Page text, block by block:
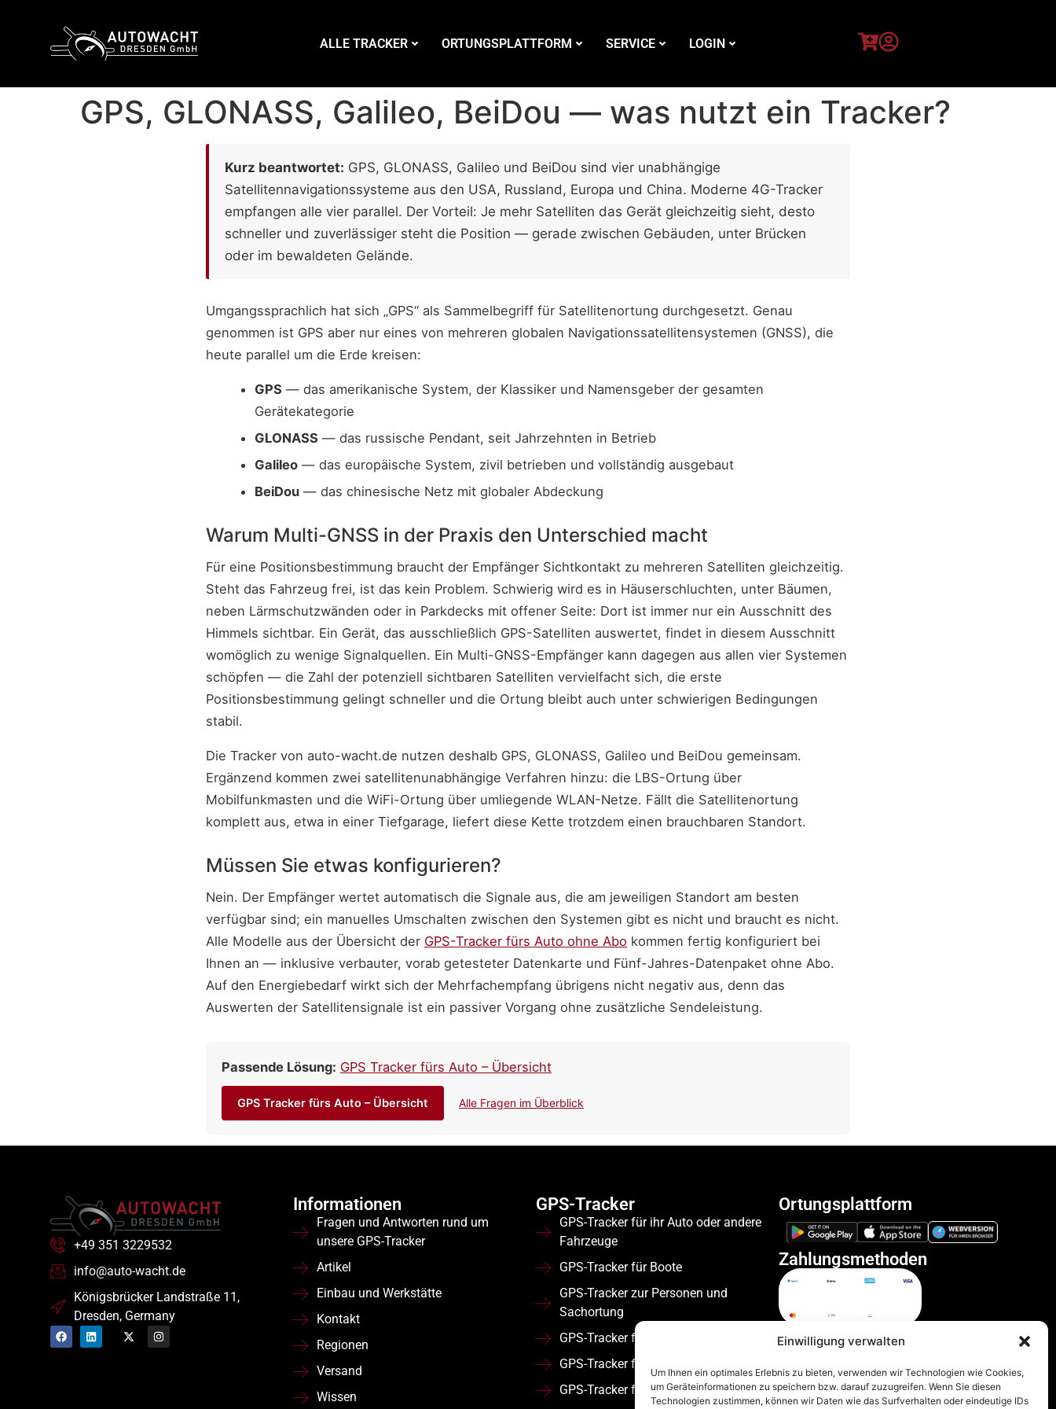
Einwilligung verwalten
Um Ihnen ein optimales Erlebnis zu bieten, verwenden wir Technologien wie Cookies,
um Geräteinformationen zu speichern bzw. darauf zuzugreifen. Wenn Sie diesen
Technologien zustimmen, können wir Daten wie das Surfverhalten oder eindeutige IDs
ALLE TRACKER ORTUNGSPLATTFORM SERVICE LOGIN
GPS, GLONASS, Galileo, BeiDou — was nutzt ein Tracker?
Kurz beantwortet: GPS, GLONASS, Galileo und BeiDou sind vier unabhängige
Satellitennavigationssysteme aus den USA, Russland, Europa und China. Moderne 4G-Tracker
empfangen alle vier parallel. Der Vorteil: Je mehr Satelliten das Gerät gleichzeitig sieht, desto
schneller und zuverlässiger steht die Position — gerade zwischen Gebäuden, unter Brücken
oder im bewaldeten Gelände.
Umgangssprachlich hat sich „GPS“ als Sammelbegriff für Satellitenortung durchgesetzt. Genau
genommen ist GPS aber nur eines von mehreren globalen Navigationssatellitensystemen (GNSS), die
heute parallel um die Erde kreisen:
GPS — das amerikanische System, der Klassiker und Namensgeber der gesamten
Gerätekategorie
GLONASS — das russische Pendant, seit Jahrzehnten in Betrieb
Galileo — das europäische System, zivil betrieben und vollständig ausgebaut
BeiDou — das chinesische Netz mit globaler Abdeckung
Warum Multi-GNSS in der Praxis den Unterschied macht
Für eine Positionsbestimmung braucht der Empfänger Sichtkontakt zu mehreren Satelliten gleichzeitig.
Steht das Fahrzeug frei, ist das kein Problem. Schwierig wird es in Häuserschluchten, unter Bäumen,
neben Lärmschutzwänden oder in Parkdecks mit offener Seite: Dort ist immer nur ein Ausschnitt des
Himmels sichtbar. Ein Gerät, das ausschließlich GPS-Satelliten auswertet, findet in diesem Ausschnitt
womöglich zu wenige Signalquellen. Ein Multi-GNSS-Empfänger kann dagegen aus allen vier Systemen
schöpfen — die Zahl der potenziell sichtbaren Satelliten vervielfacht sich, die erste
Positionsbestimmung gelingt schneller und die Ortung bleibt auch unter schwierigen Bedingungen
stabil.
Die Tracker von auto-wacht.de nutzen deshalb GPS, GLONASS, Galileo und BeiDou gemeinsam.
Ergänzend kommen zwei satellitenunabhängige Verfahren hinzu: die LBS-Ortung über
Mobilfunkmasten und die WiFi-Ortung über umliegende WLAN-Netze. Fällt die Satellitenortung
komplett aus, etwa in einer Tiefgarage, liefert diese Kette trotzdem einen brauchbaren Standort.
Müssen Sie etwas konfigurieren?
Nein. Der Empfänger wertet automatisch die Signale aus, die am jeweiligen Standort am besten
verfügbar sind; ein manuelles Umschalten zwischen den Systemen gibt es nicht und braucht es nicht.
Alle Modelle aus der Übersicht der GPS-Tracker fürs Auto ohne Abo kommen fertig konfiguriert bei
Ihnen an — inklusive verbauter, vorab getesteter Datenkarte und Fünf-Jahres-Datenpaket ohne Abo.
Auf den Energiebedarf wirkt sich der Mehrfachempfang übrigens nicht negativ aus, denn das
Auswerten der Satellitensignale ist ein passiver Vorgang ohne zusätzliche Sendeleistung.
Passende Lösung: GPS Tracker fürs Auto – Übersicht
GPS Tracker fürs Auto – Übersicht Alle Fragen im Überblick
+49 351 3229532
info@auto-wacht.de
Königsbrücker Landstraße 11,
Dresden, Germany
Informationen
Fragen und Antworten rund um
unsere GPS-Tracker
Artikel
Einbau und Werkstätte
Kontakt
Regionen
Versand
Wissen
GPS-Tracker
GPS-Tracker für ihr Auto oder andere
Fahrzeuge
GPS-Tracker für Boote
GPS-Tracker zur Personen und
Sachortung
GPS-Tracker für Wohnmobile
GPS-Tracker für Flotten
GPS-Tracker für Nutzfahrzeuge
Ortungsplattform
Zahlungsmethoden